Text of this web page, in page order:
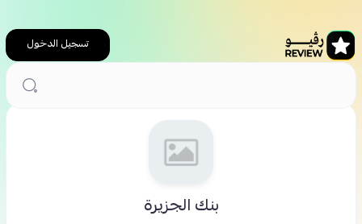
تسجيل الدخول
بنك الجزيرة